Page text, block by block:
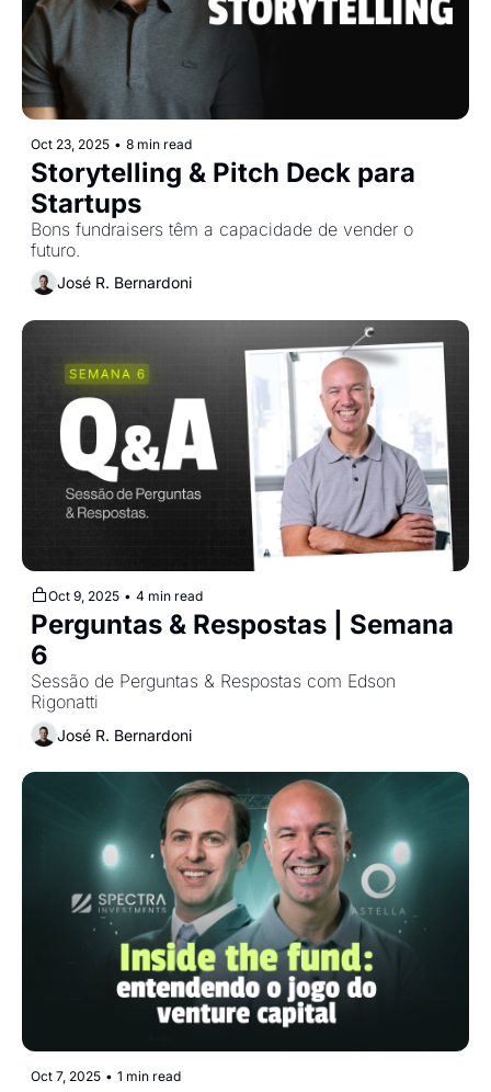
Oct 23, 2025 • 8 min read
Storytelling & Pitch Deck para
Startups
Bons fundraisers têm a capacidade de vender o
futuro.
José R. Bernardoni
Oct 9, 2025 • 4 min read
Perguntas & Respostas | Semana
6
Sessão de Perguntas & Respostas com Edson
Rigonatti
José R. Bernardoni
Oct 7, 2025 • 1 min read